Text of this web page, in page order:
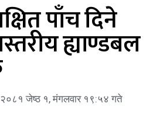
पाँच दिने
ह्याण्डबल
२०८१ जेष्ठ १, मंगलवार १९:५४ गते